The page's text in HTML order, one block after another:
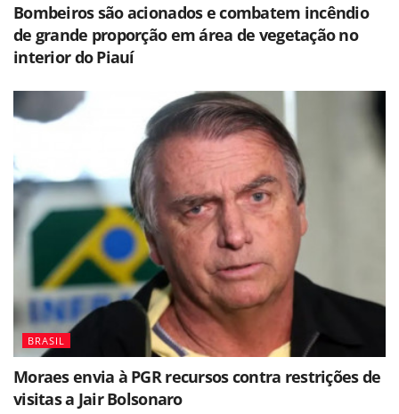
Bombeiros são acionados e combatem incêndio
de grande proporção em área de vegetação no
interior do Piauí
BRASIL
Moraes envia à PGR recursos contra restrições de
visitas a Jair Bolsonaro